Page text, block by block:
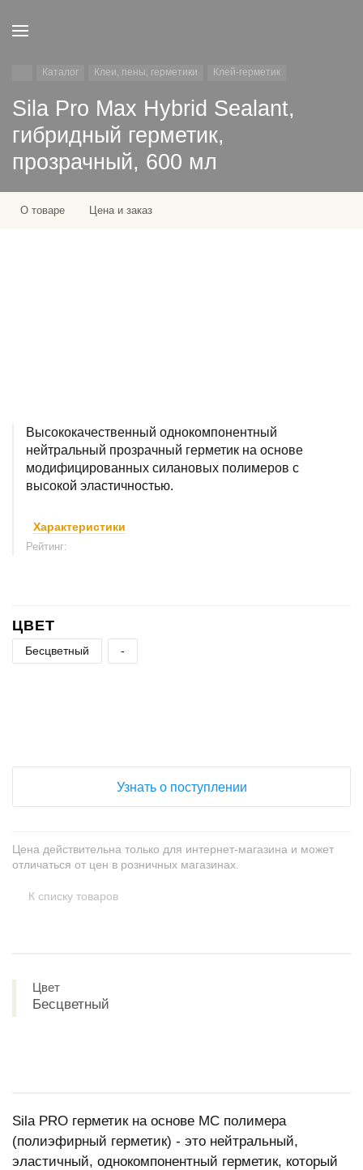
Каталог Клеи, пены, герметики Клей-герметик
Sila Pro Max Hybrid Sealant,
гибридный герметик,
прозрачный, 600 мл
О товаре Цена и заказ
Высококачественный однокомпонентный
нейтральный прозрачный герметик на основе
модифицированных силановых полимеров с
высокой эластичностью.
Характеристики
Рейтинг:
ЦВЕТ
Бесцветный -
Узнать о поступлении
Цена действительна только для интернет-магазина и может
отличаться от цен в розничных магазинах.
К списку товаров
Цвет
Бесцветный
Sila PRO герметик на основе МС полимера
(полиэфирный герметик) - это нейтральный,
эластичный, однокомпонентный герметик, который